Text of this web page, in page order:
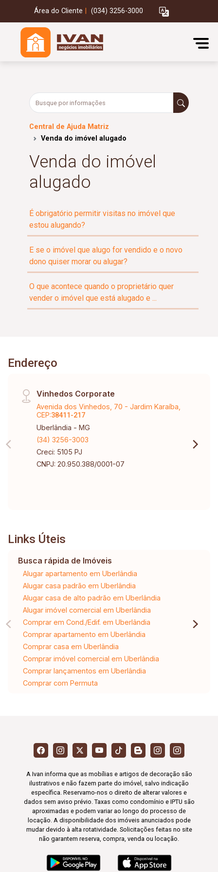
Área do Cliente (034) 3256-3000
Central de Ajuda Matriz
Venda do imóvel alugado
Venda do imóvel
alugado
É obrigatório permitir visitas no imóvel que
estou alugando?
E se o imóvel que alugo for vendido e o novo
dono quiser morar ou alugar?
O que acontece quando o proprietário quer
vender o imóvel que está alugado e ...
Endereço
Vinhedos Corporate
Avenida dos Vinhedos, 70 - Jardim Karaíba,
CEP:38411-217
Uberlândia - MG
(34) 3256-3003
Creci: 5105 PJ
CNPJ: 20.950.388/0001-07
Links Úteis
Busca rápida de Imóveis
Alugar apartamento em Uberlândia
Alugar casa padrão em Uberlândia
Alugar casa de alto padrão em Uberlândia
Alugar imóvel comercial em Uberlândia
Comprar em Cond./Edif. em Uberlândia
Comprar apartamento em Uberlândia
Comprar casa em Uberlândia
Comprar imóvel comercial em Uberlândia
Comprar lançamentos em Uberlândia
Comprar com Permuta
A Ivan informa que as mobílias e artigos de decoração são
ilustrativos e não fazem parte do imóvel, salvo indicação
específica. Reservamo-nos o direito de alterar valores e
dados sem aviso prévio. Taxas como condomínio e IPTU são
aproximadas e podem variar ao longo do processo de
locação. A disponibilidade dos imóveis anunciados pode
mudar devido à alta rotatividade. Solicitações feitas no site
não garantem reserva, compra, venda ou locação.